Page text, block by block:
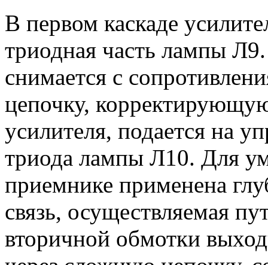
В первом каскаде
триодная часть лампы
снимается с
цепочку,
усилителя, подается на
триода лампы Л10. Для
приемнике применена
связь, осуществляемая
вторичной обмотки